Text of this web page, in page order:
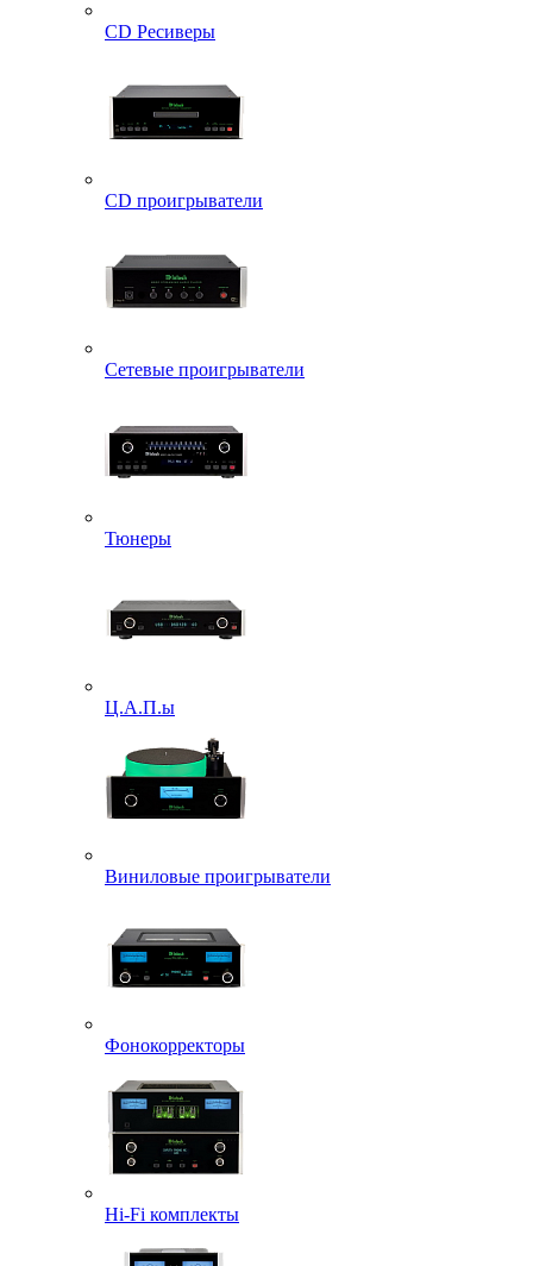
CD Ресиверы
CD проигрыватели
Сетевые проигрыватели
Тюнеры
Ц.А.П.ы
Виниловые проигрыватели
Фонокорректоры
Hi-Fi комплекты